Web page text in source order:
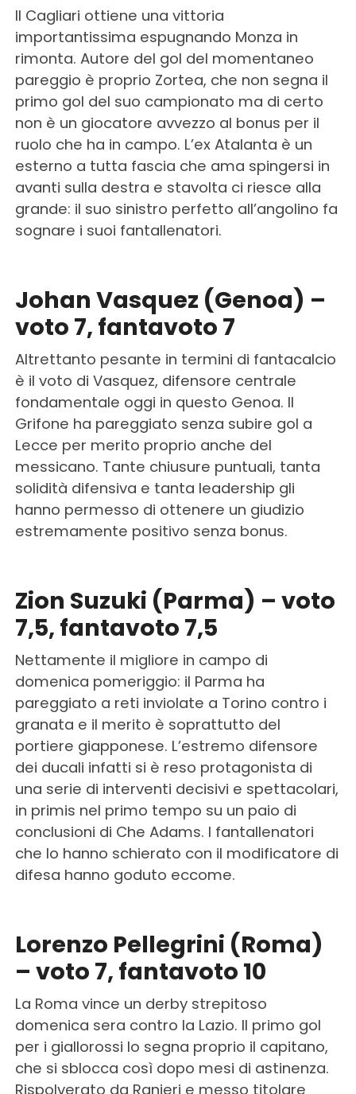
Il Cagliari ottiene una vittoria
importantissima espugnando Monza in
rimonta. Autore del gol del momentaneo
pareggio è proprio Zortea, che non segna il
primo gol del suo campionato ma di certo
non è un giocatore avvezzo al bonus per il
ruolo che ha in campo. L’ex Atalanta è un
esterno a tutta fascia che ama spingersi in
avanti sulla destra e stavolta ci riesce alla
grande: il suo sinistro perfetto all’angolino fa
sognare i suoi fantallenatori.
Johan Vasquez (Genoa) –
voto 7, fantavoto 7
Altrettanto pesante in termini di fantacalcio
è il voto di Vasquez, difensore centrale
fondamentale oggi in questo Genoa. Il
Grifone ha pareggiato senza subire gol a
Lecce per merito proprio anche del
messicano. Tante chiusure puntuali, tanta
solidità difensiva e tanta leadership gli
hanno permesso di ottenere un giudizio
estremamente positivo senza bonus.
Zion Suzuki (Parma) – voto
7,5, fantavoto 7,5
Nettamente il migliore in campo di
domenica pomeriggio: il Parma ha
pareggiato a reti inviolate a Torino contro i
granata e il merito è soprattutto del
portiere giapponese. L’estremo difensore
dei ducali infatti si è reso protagonista di
una serie di interventi decisivi e spettacolari,
in primis nel primo tempo su un paio di
conclusioni di Che Adams. I fantallenatori
che lo hanno schierato con il modificatore di
difesa hanno goduto eccome.
Lorenzo Pellegrini (Roma)
– voto 7, fantavoto 10
La Roma vince un derby strepitoso
domenica sera contro la Lazio. Il primo gol
per i giallorossi lo segna proprio il capitano,
che si sblocca così dopo mesi di astinenza.
Rispolverato da Ranieri e messo titolare